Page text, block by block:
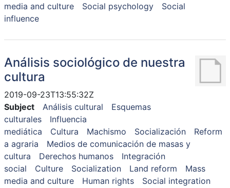
media and culture
Social psychology
Social
influence
Análisis sociológico de nuestra
cultura
2019-09-23T13:55:32Z
Subject
Análisis cultural
Esquemas
culturales
Influencia
mediática
Cultura Machismo Socialización
Reform
a agraria
Medios de comunicación de masas y
cultura
Derechos humanos
Integración
social
Culture Socialization Land reform
Mass
media and culture
Human rights Social integration